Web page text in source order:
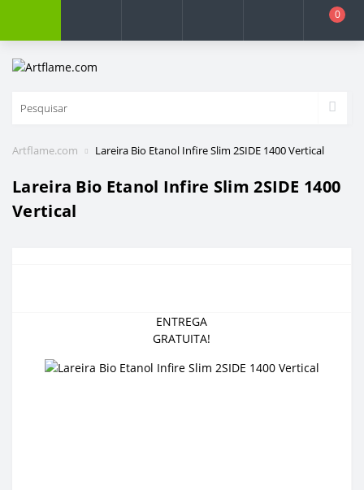
0
Artflame.com Lareira Bio Etanol Infire Slim 2SIDE 1400 Vertical
Lareira Bio Etanol Infire Slim 2SIDE 1400
Vertical
ENTREGA
GRATUITA!